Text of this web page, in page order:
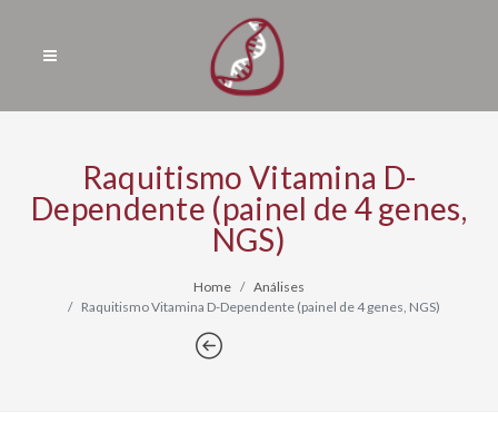
Raquitismo Vitamina D-
Dependente (painel de 4 genes,
NGS)
Home
Análises
Raquitismo Vitamina D-Dependente (painel de 4 genes, NGS)